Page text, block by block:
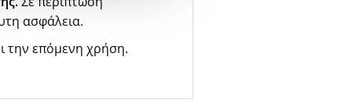
ασφάλεια.
την επόμενη χρήση.